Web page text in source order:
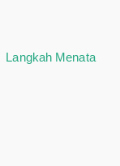
Langkah Menata